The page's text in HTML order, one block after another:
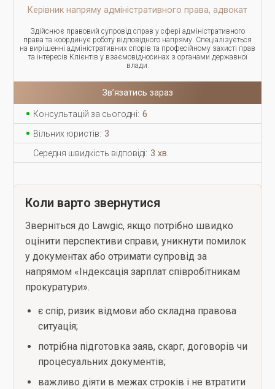
Керівник напряму адміністративного права, адвокат
Здійснює правовий супровід справ у сфері адміністративного
права та координує роботу відповідного напряму. Спеціалізується
на вирішенні адміністративних спорів та професійному захисті прав
та інтересів Клієнтів у взаємовідносинах з органами державної
влади.
Зв’язатись зараз
Консультацій за сьогодні: 6
Вільних юристів: 3
Середня швидкість відповіді: 3 хв.
Коли варто звернутися
Зверніться до Lawgic, якщо потрібно швидко
оцінити перспективи справи, уникнути помилок
у документах або отримати супровід за
напрямом «Індексація зарплат співробітникам
прокуратури».
є спір, ризик відмови або складна правова
ситуація;
потрібна підготовка заяв, скарг, договорів чи
процесуальних документів;
важливо діяти в межах строків і не втратити